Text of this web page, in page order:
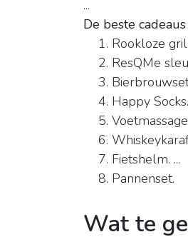
...
De beste
Rookloze
ResQMe
Happy Socks.
Fietshelm. ...
Pannenset.
Wat te